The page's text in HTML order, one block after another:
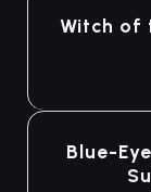
Witch of
Blue-